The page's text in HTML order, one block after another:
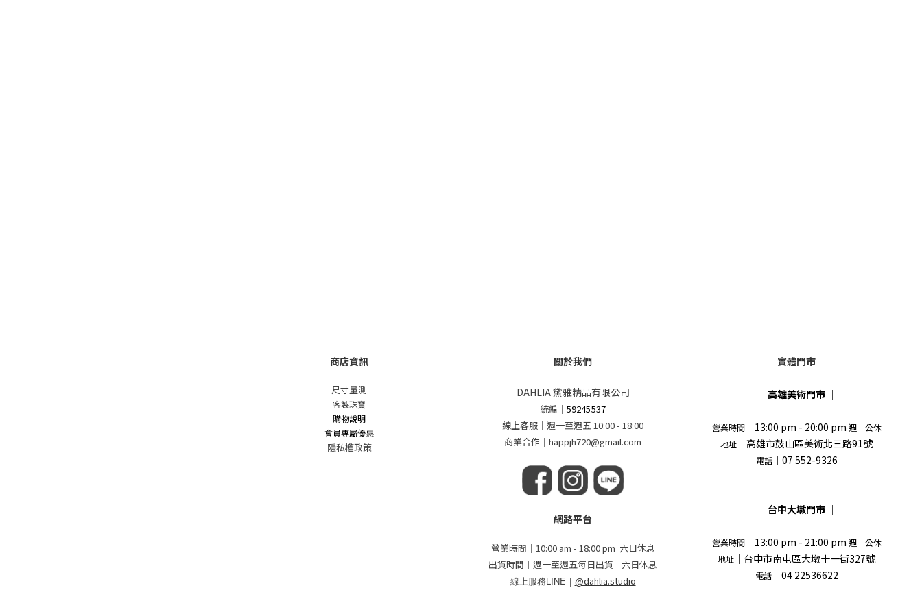
商店資訊
尺寸量測
客製珠寶
購物說明
會員專屬優惠
隱私權政策
關於我們
DAHLIA 黛雅精品有限公司
統編 ｜59245537
線上客服｜週一至週五 10:00 - 18:00
商業合作｜happjh720@gmail.com
網路平台
營業時間｜10:00 am - 18:00 pm 六日休息
出貨時間｜週一至週五每日出貨 六日休息
線上服務LINE｜ @dahlia.studio
實體門市
｜ 高雄美術門市 ｜
營業時間｜13:00 pm - 20:00 pm 週一公休
地址 ｜高雄市鼓山區美術北三路91號
電話｜07 552-9326
｜ 台中大墩門市 ｜
營業時間｜13:00 pm - 21:00 pm 週一公休
地址 ｜台中市南屯區大墩十一街327號
電話｜04 22536622